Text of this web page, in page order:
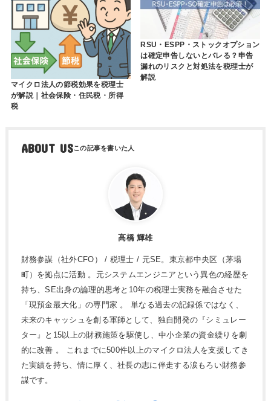
マイクロ法人の節税効果を税理士
が解説｜社会保険・住民税・所得
税
RSU・ESPP・ストックオプション
は確定申告しないとバレる？申告
漏れのリスクと対処法を税理士が
解説
ABOUT US
高橋 輝雄
財務参謀（社外CFO） / 税理士 / 元SE。東京都中央区（茅場
町）を拠点に活動 。元システムエンジニアという異色の経歴を
持ち、SE出身の論理的思考と10年の税理士実務を融合させた
「現預金最大化」の専門家 。 単なる過去の記録係ではなく、
未来のキャッシュを創る軍師として、独自開発の『シミュレー
ター』と15以上の財務施策を駆使し、中小企業の資金繰りを劇
的に改善 。 これまでに500件以上のマイクロ法人を支援してき
た実績を持ち、情に厚く、社長の志に伴走する涙もろい財務参
謀です。